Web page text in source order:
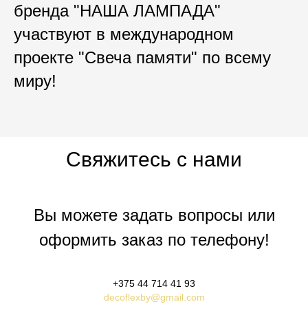
бренда "НАША ЛАМПАДА"
участвуют в международном
проекте "Свеча памяти" по всему
миру!
Свяжитесь с нами
Вы можете задать вопросы или
оформить заказ по телефону!
+375 44 714 41 93
decoflexby@gmail.com